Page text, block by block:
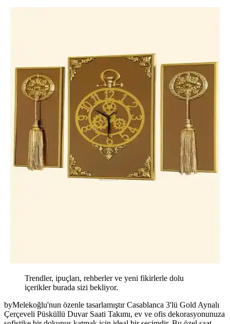
Trendler, ipuçları, rehberler ve yeni fikirlerle dolu
içerikler burada sizi bekliyor.
byMelekoğlu'nun özenle tasarlamıştır Casablanca 3'lü Gold Aynalı
Çerçeveli Püsküllü Duvar Saati Takımı, ev ve ofis dekorasyonunuza